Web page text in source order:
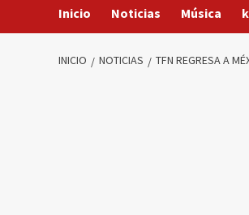
Inicio Noticias Música
INICIO NOTICIAS TFN REGRESA A